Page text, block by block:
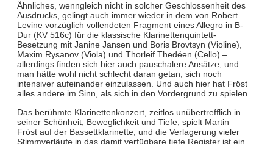
Ähnliches, wenngleich nicht in solcher Geschlossenheit des
Ausdrucks, gelingt auch immer wieder in dem von Robert
Levine vorzüglich vollendeten Fragment eines Allegro in B-
Dur (KV 516c) für die klassische Klarinettenquintett-
Besetzung mit Janine Jansen und Boris Brovtsyn (Violine),
Maxim Rysanov (Viola) und Thorleif Thedéen (Cello) –
allerdings finden sich hier auch pauschalere Ansätze, und
man hätte wohl nicht schlecht daran getan, sich noch
intensiver aufeinander einzulassen. Und auch hier hat Fröst
alles andere im Sinn, als sich in den Vordergrund zu spielen.
Das berühmte Klarinettenkonzert, zeitlos unübertrefflich in
seiner Schönheit, Beweglichkeit und Tiefe, spielt Martin
Fröst auf der Bassettklarinette, und die Verlagerung vieler
Stimmverläufe in das damit verfügbare tiefe Register ist ein